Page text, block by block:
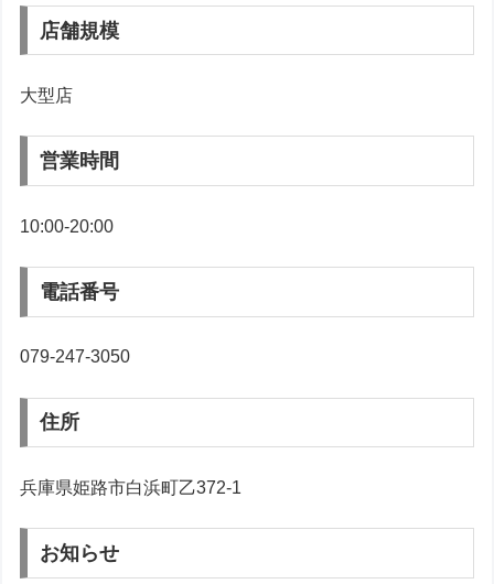
店舗規模
大型店
営業時間
10:00-20:00
電話番号
079-247-3050
住所
兵庫県姫路市白浜町乙372-1
お知らせ